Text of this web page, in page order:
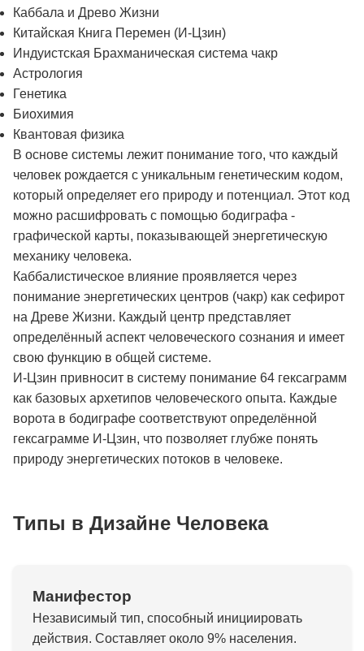
Каббала и Древо Жизни
Китайская Книга Перемен (И-Цзин)
Индуистская Брахманическая система чакр
Астрология
Генетика
Биохимия
Квантовая физика
В основе системы лежит понимание того, что каждый
человек рождается с уникальным генетическим кодом,
который определяет его природу и потенциал. Этот код
можно расшифровать с помощью бодиграфа -
графической карты, показывающей энергетическую
механику человека.
Каббалистическое влияние проявляется через
понимание энергетических центров (чакр) как сефирот
на Древе Жизни. Каждый центр представляет
определённый аспект человеческого сознания и имеет
свою функцию в общей системе.
И-Цзин привносит в систему понимание 64 гексаграмм
как базовых архетипов человеческого опыта. Каждые
ворота в бодиграфе соответствуют определённой
гексаграмме И-Цзин, что позволяет глубже понять
природу энергетических потоков в человеке.
Типы в Дизайне Человека
Манифестор
Независимый тип, способный инициировать
действия. Составляет около 9% населения.